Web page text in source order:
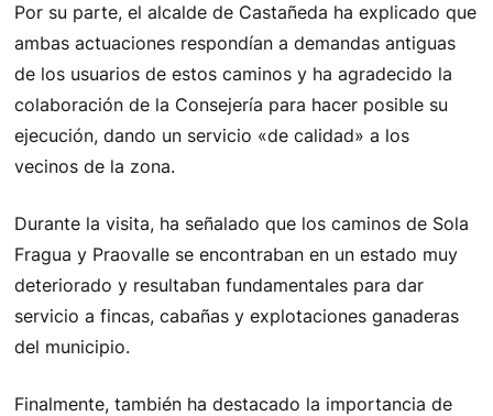
Por su parte, el alcalde de Castañeda ha explicado que
ambas actuaciones respondían a demandas antiguas
de los usuarios de estos caminos y ha agradecido la
colaboración de la Consejería para hacer posible su
ejecución, dando un servicio «de calidad» a los
vecinos de la zona.
Durante la visita, ha señalado que los caminos de Sola
Fragua y Praovalle se encontraban en un estado muy
deteriorado y resultaban fundamentales para dar
servicio a fincas, cabañas y explotaciones ganaderas
del municipio.
Finalmente, también ha destacado la importancia de